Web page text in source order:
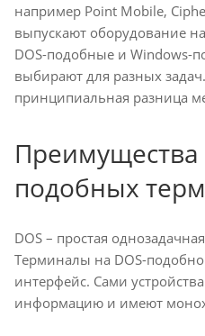
например Point Mobile,
выпускают оборудование
DOS-подобные и Windows-
выбирают для разных
принципиальная разница
Преимущества
подобных
DOS – простая
Терминалы на DOS-
интерфейс. Сами
информацию и имеют